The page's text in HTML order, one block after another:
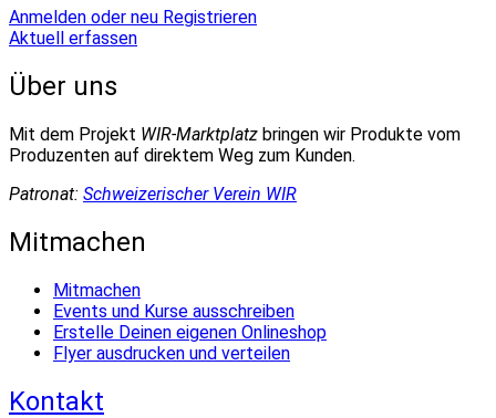
Anmelden oder neu Registrieren
Aktuell erfassen
Über uns
Mit dem Projekt WIR-Marktplatz bringen wir Produkte vom
Produzenten auf direktem Weg zum Kunden.
Patronat: Schweizerischer Verein WIR
Mitmachen
Mitmachen
Events und Kurse ausschreiben
Erstelle Deinen eigenen Onlineshop
Flyer ausdrucken und verteilen
Kontakt